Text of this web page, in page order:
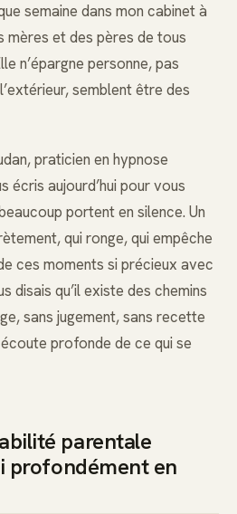
semaine dans mon cabinet à
mères et des pères de tous
n’épargne personne, pas
semblent être des
praticien en hypnose
écris aujourd’hui pour vous
portent en silence. Un
qui ronge, qui empêche
ces moments si précieux avec
disais qu’il existe des chemins
sans jugement, sans recette
profonde de ce qui se
parentale
profondément en